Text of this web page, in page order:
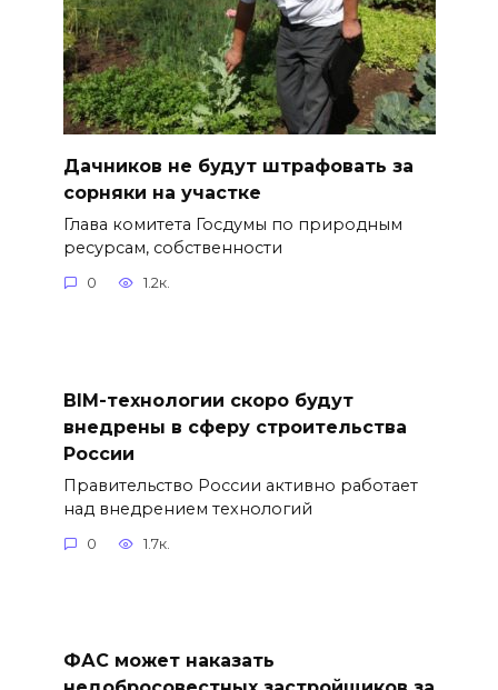
Дачников не будут штрафовать за
сорняки на участке
Глава комитета Госдумы по природным
ресурсам, собственности
0 1.2к.
BIM-технологии скоро будут
внедрены в сферу строительства
России
Правительство России активно работает
над внедрением технологий
0 1.7к.
ФАС может наказать